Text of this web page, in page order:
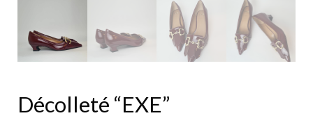
Décolleté “EXE”